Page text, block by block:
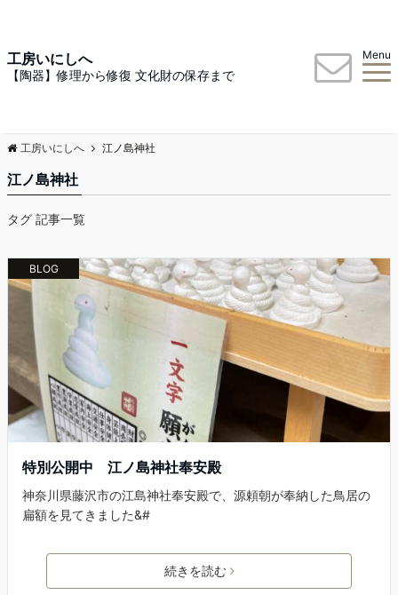
工房いにしへ
【陶器】修理から修復 文化財の保存まで
Menu
工房いにしへ 江ノ島神社
江ノ島神社
タグ 記事一覧
BLOG
特別公開中 江ノ島神社奉安殿
神奈川県藤沢市の江島神社奉安殿で、源頼朝が奉納した鳥居の
扁額を見てきました&#
続きを読む